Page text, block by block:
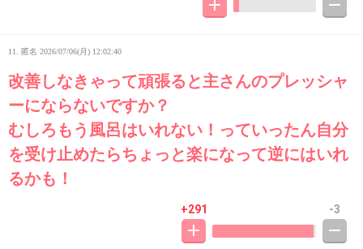
11. 匿名 2026/07/06(月) 12:02:40
改善しなきゃって頑張ると主さんのプレッシャ
ーにならないですか？
むしろもう風呂はいれない！っていったん自分
を受け止めたらちょっと楽になって逆にはいれ
るかも！
+291 -3